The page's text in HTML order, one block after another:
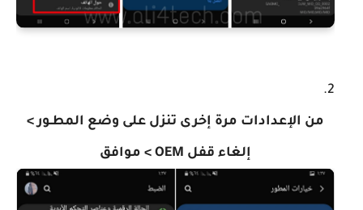
من الإعدادات مرة إخرى تنزل على وضع المطـور >
إلغاء قفل OEM > موافق